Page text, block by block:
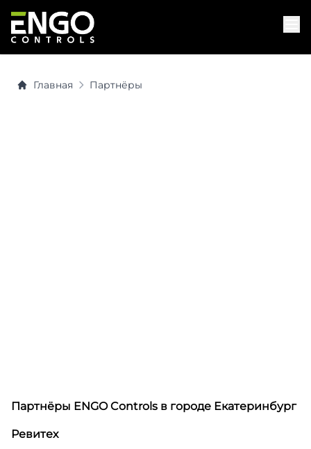
Главная Партнёры
Партнёры ENGO Controls в городе Екатеринбург
Ревитех